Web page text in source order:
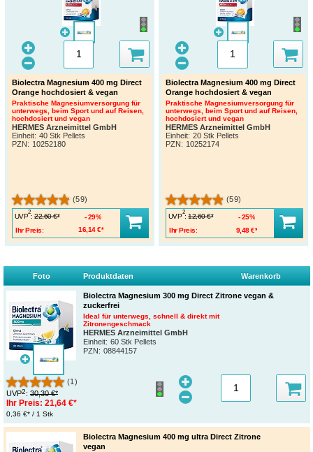
Biolectra Magnesium 400 mg Direct
Orange hochdosiert & vegan
Praktische Magnesiumversorgung für
unterwegs, beim Sport und auf Reisen,
hochdosiert und vegan
HERMES Arzneimittel GmbH
Einheit: 40 Stk Pellets
PZN: 10252180
(59)
UVP
2
: 22,60 €*
Ihr Preis:
16,14 €*
29%
Biolectra Magnesium 400 mg Direct
Orange hochdosiert & vegan
Praktische Magnesiumversorgung für
unterwegs, beim Sport und auf Reisen,
hochdosiert und vegan
HERMES Arzneimittel GmbH
Einheit: 20 Stk Pellets
PZN: 10252174
(59)
UVP
2
: 12,60 €*
Ihr Preis:
9,48 €*
25%
Foto Produktdaten Warenkorb
Biolectra Magnesium 300 mg Direct Zitrone vegan &
zuckerfrei
Ideal für unterwegs, schnell & direkt mit
Zitronengeschmack
HERMES Arzneimittel GmbH
Einheit: 60 Stk Pellets
PZN: 08844157
(1)
UVP2: 30,30 €*
Ihr Preis: 21,64 €*
0,36 €* / 1 Stk
Biolectra Magnesium 400 mg ultra Direct Zitrone
vegan